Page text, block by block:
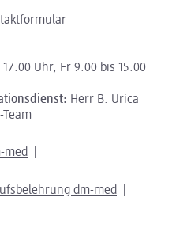
17:00 Uhr, Fr 9:00 bis 15:00
Herr B. Urica
med
dm-med